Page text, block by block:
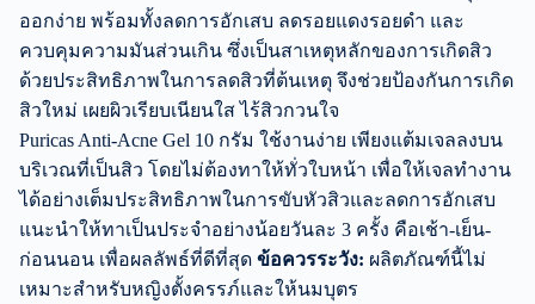
ออกง่าย พร้อมทั้งลดการอักเสบ ลดรอยแดงรอยดำ และ
ควบคุมความมันส่วนเกิน ซึ่งเป็นสาเหตุหลักของการเกิดสิว
ด้วยประสิทธิภาพในการลดสิวที่ต้นเหตุ จึงช่วยป้องกันการเกิด
สิวใหม่ เผยผิวเรียบเนียนใส ไร้สิวกวนใจ
Puricas Anti-Acne Gel 10 กรัม ใช้งานง่าย เพียงแต้มเจลลงบน
บริเวณที่เป็นสิว โดยไม่ต้องทาให้ทั่วใบหน้า เพื่อให้เจลทำงาน
ได้อย่างเต็มประสิทธิภาพในการขับหัวสิวและลดการอักเสบ
แนะนำให้ทาเป็นประจำอย่างน้อยวันละ 3 ครั้ง คือเช้า-เย็น-
ก่อนนอน เพื่อผลลัพธ์ที่ดีที่สุด ข้อควรระวัง: ผลิตภัณฑ์นี้ไม่
เหมาะสำหรับหญิงตั้งครรภ์และให้นมบุตร